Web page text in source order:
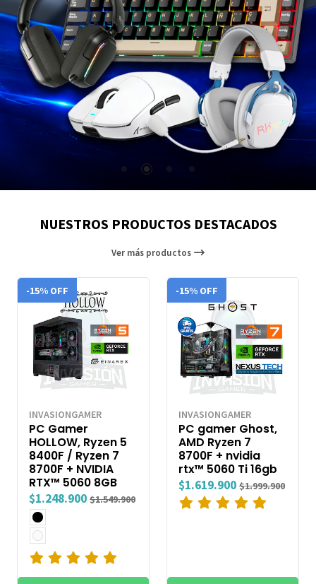
NUESTROS PRODUCTOS DESTACADOS
Ver más productos
-15% OFF
INVASIONGAMER
PC Gamer
HOLLOW, Ryzen 5
8400F / Ryzen 7
8700F + NVIDIA
RTX™ 5060 8GB
$1.248.900 $1.549.900
-15% OFF
INVASIONGAMER
PC gamer Ghost,
AMD Ryzen 7
8700F + nvidia
rtx™ 5060 Ti 16gb
$1.619.900 $1.999.900